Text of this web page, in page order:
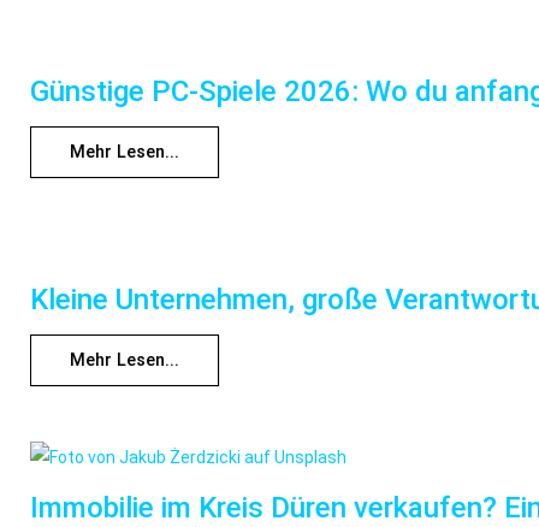
Günstige PC-Spiele 2026: Wo du
Mehr Lesen...
Kleine Unternehmen, große
Mehr Lesen...
Immobilie im Kreis Düren verkaufen?